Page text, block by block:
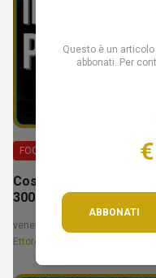
Questo è un
abbonati. Per
ABBONATI
FOCUS
Costruire il tuo
300.000€ – Ettore Bellò
venerdì, 14 febbraio 2025
Ettore Bellò e Federico Marcon